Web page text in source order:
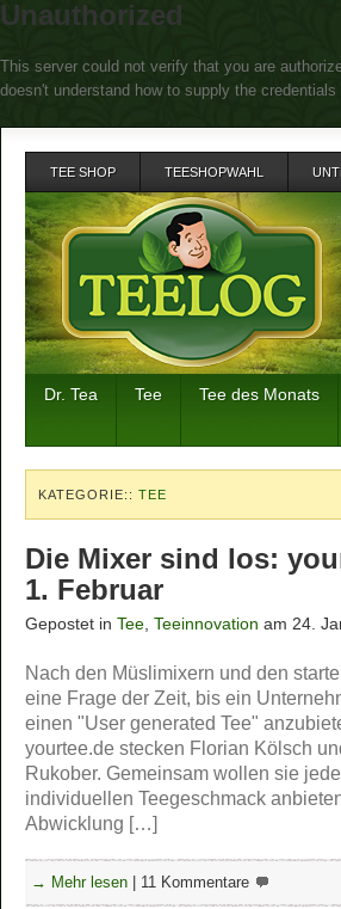
Unauthorized
This server could not verify that you are
doesn't understand how to supply the credentials
TEE SHOP TEESHOPWAHL
Dr. Tea Tee Tee des Monats
KATEGORIE:: TEE
Die Mixer sind los:
1. Februar
Gepostet in Tee Teeinnovation am 24.
Nach den Müslimixern und den
eine Frage der Zeit, bis ein
einen "User generated Tee"
yourtee.de stecken Florian Kölsch
Rukober. Gemeinsam wollen sie
individuellen Teegeschmack
Abwicklung […]
→ Mehr lesen 11 Kommentare